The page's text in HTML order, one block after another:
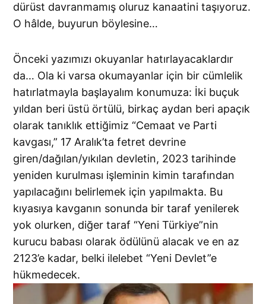
dürüst davranmamış oluruz kanaatini taşıyoruz.
O hâlde, buyurun böylesine…
Önceki yazımızı okuyanlar hatırlayacaklardır
da… Ola ki varsa okumayanlar için bir cümlelik
hatırlatmayla başlayalım konumuza: İki buçuk
yıldan beri üstü örtülü, birkaç aydan beri apaçık
olarak tanıklık ettiğimiz “Cemaat ve Parti
kavgası,” 17 Aralık’ta fetret devrine
giren/dağılan/yıkılan devletin, 2023 tarihinde
yeniden kurulması işleminin kimin tarafından
yapılacağını belirlemek için yapılmakta. Bu
kıyasıya kavganın sonunda bir taraf yenilerek
yok olurken, diğer taraf “Yeni Türkiye”nin
kurucu babası olarak ödülünü alacak ve en az
2123’e kadar, belki ilelebet “Yeni Devlet”e
hükmedecek.